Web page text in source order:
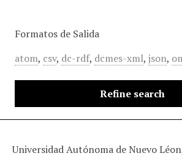
Formatos de Salida
atom, csv, dc-rdf, dcmes-xml, json,
Refine search
Universidad Autónoma de Nuevo